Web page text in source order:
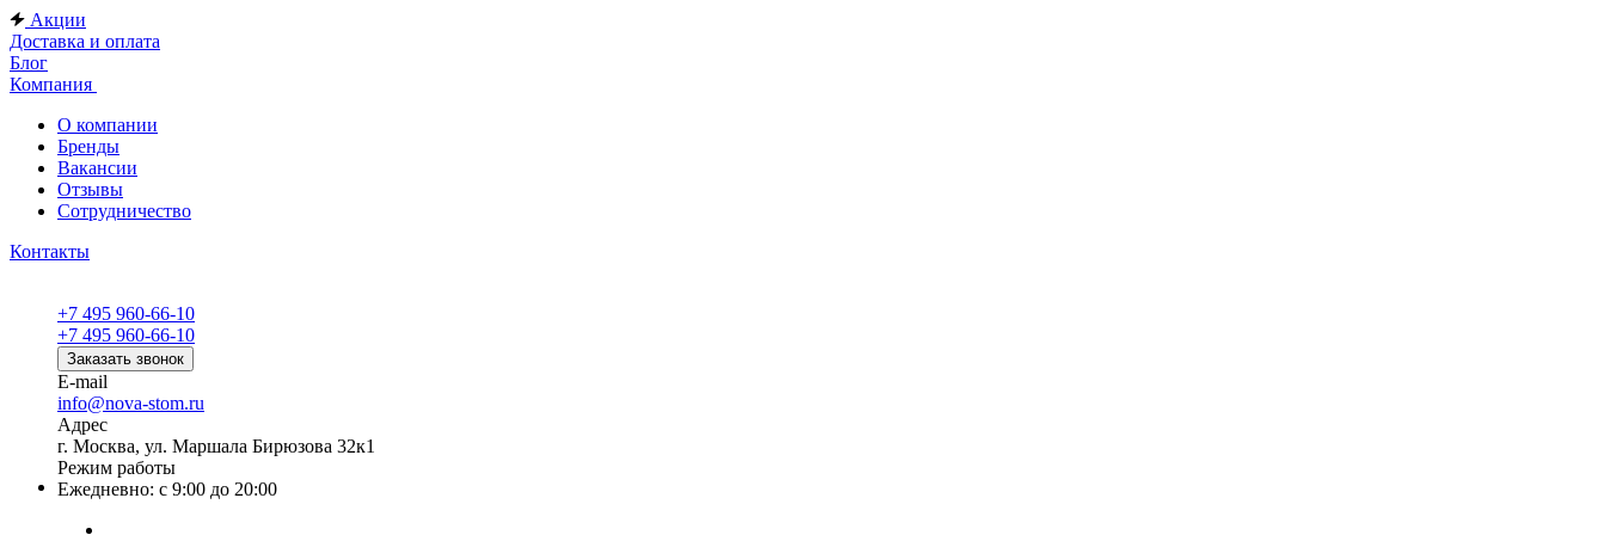
Акции
Доставка и оплата
Блог
Компания
О компании
Бренды
Вакансии
Отзывы
Сотрудничество
Контакты
+7 495 960-66-10
+7 495 960-66-10
Заказать звонок
E-mail
info@nova-stom.ru
Адрес
г. Москва, ул. Маршала Бирюзова 32к1
Режим работы
Ежедневно: с 9:00 до 20:00